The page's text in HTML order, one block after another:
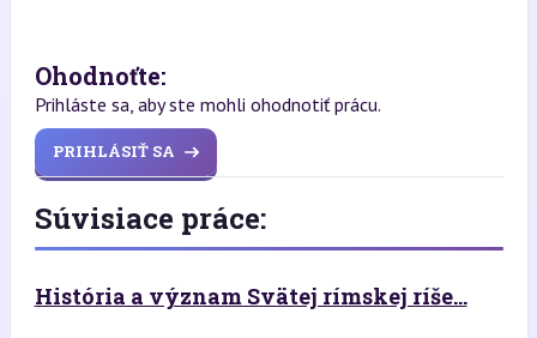
Ohodnoťte:
Prihláste sa, aby ste mohli ohodnotiť prácu.
PRIHLÁSIŤ SA
Súvisiace práce:
História a význam Svätej rímskej ríše...